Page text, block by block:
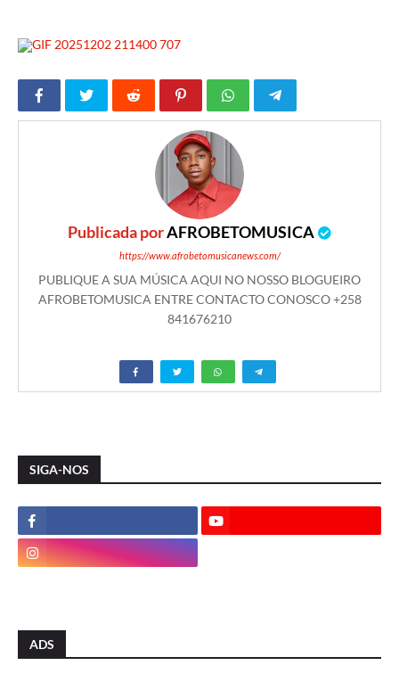
Publicada porAFROBETOMUSICA
https://www.afrobetomusicanews.com/
PUBLIQUE A SUA MÚSICA AQUI NO NOSSO BLOGUEIRO
AFROBETOMUSICA ENTRE CONTACTO CONOSCO +258
841676210
SIGA-NOS
ADS